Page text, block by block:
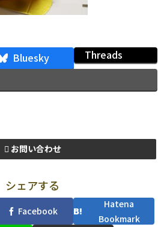
Bluesky Threads
お問い合わせ
シェアする
Facebook
Hatena
Bookmark